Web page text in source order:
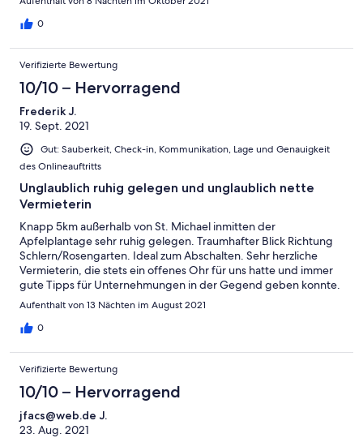
0
Verifizierte Bewertung
10/10 – Hervorragend
Frederik J.
19. Sept. 2021
Gut: Sauberkeit, Check-in, Kommunikation, Lage und Genauigkeit
des Onlineauftritts
Unglaublich ruhig gelegen und unglaublich nette
Vermieterin
Knapp 5km außerhalb von St. Michael inmitten der
Apfelplantage sehr ruhig gelegen. Traumhafter Blick Richtung
Schlern/Rosengarten. Ideal zum Abschalten. Sehr herzliche
Vermieterin, die stets ein offenes Ohr für uns hatte und immer
gute Tipps für Unternehmungen in der Gegend geben konnte.
Sehr zu empfehlen ist der hausgemachte Apfelsaft und die
hervorragende Marmelade (Apfelstrudel!).
Aufenthalt von 13 Nächten im August 2021
0
Verifizierte Bewertung
10/10 – Hervorragend
jfacs@web.de J.
23. Aug. 2021